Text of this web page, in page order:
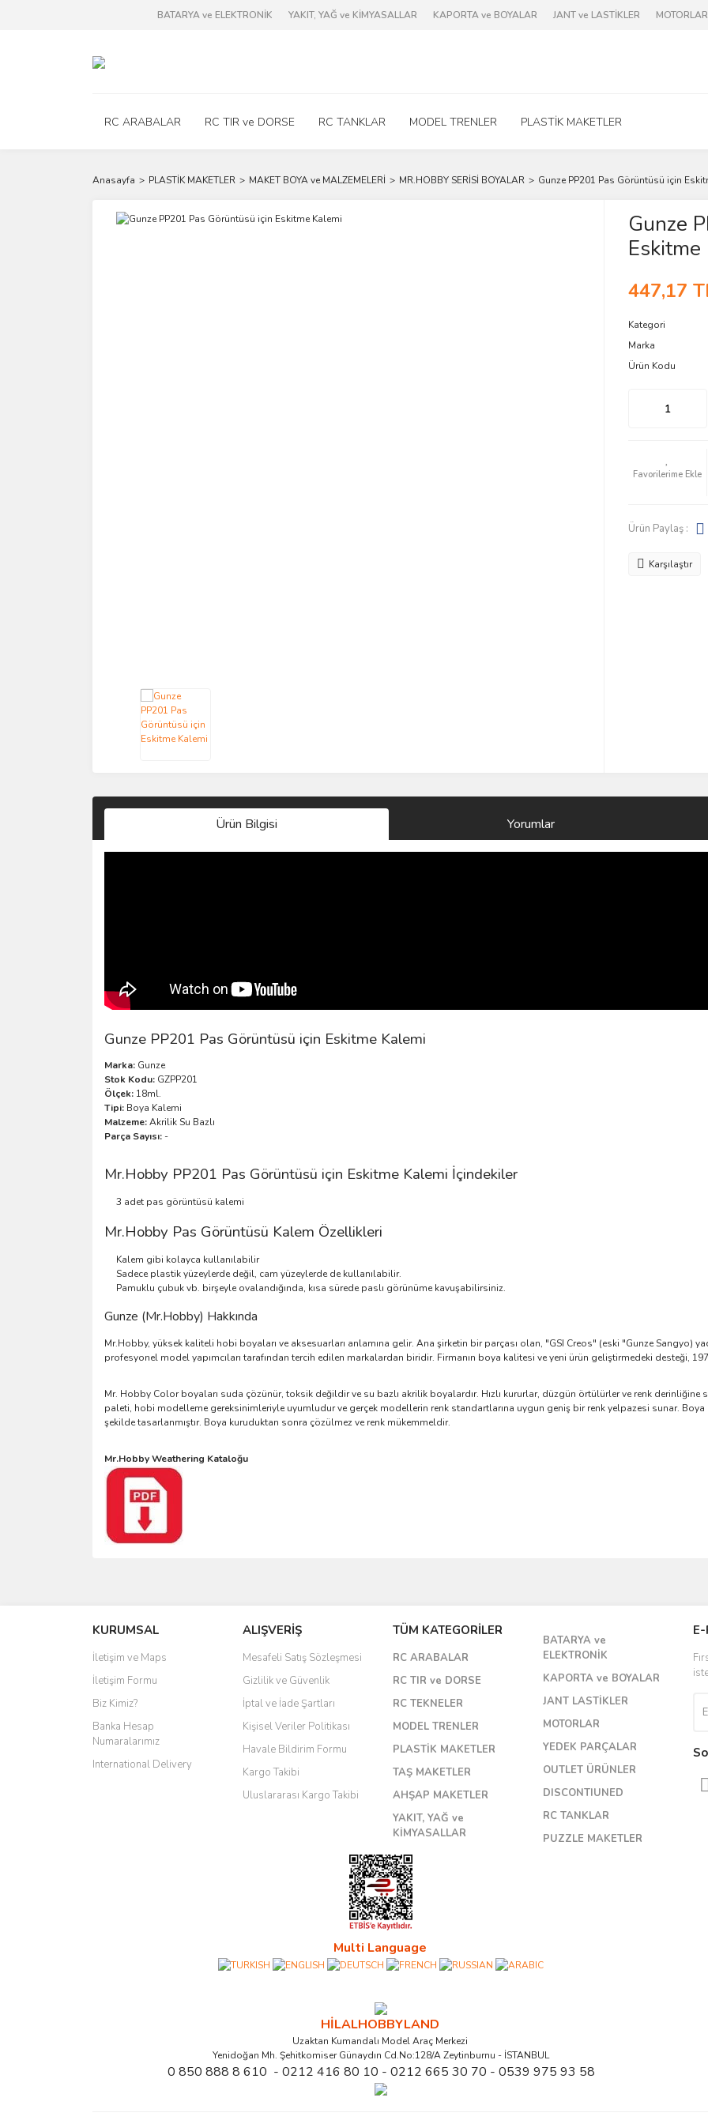
BATARYA ve ELEKTRONİK YAKIT, YAĞ ve KİMYASALLAR KAPORTA ve BOYALAR JANT ve LASTİKLER
RC ARABALAR RC TIR ve DORSE RC TANKLAR MODEL TRENLER PLASTİK MAKETLER
Anasayfa PLASTİK MAKETLER MAKET BOYA ve MALZEMELERİ MR.HOBBY SERİSİ BOYALAR Gunze PP201 Pas Görüntüsü için
Gunze
Eskitme
447,17
Kategori
Marka
Ürün Kodu
Ürün Paylaş :
Karşılaştır
Ürün Bilgisi Yorumlar
Gunze PP201 Pas Görüntüsü için Eskitme Kalemi
Marka: Gunze
Stok Kodu: GZPP201
Ölçek: 18ml.
Tipi: Boya Kalemi
Malzeme:Akrilik Su Bazlı
Parça Sayısı: -
Mr.Hobby PP201 Pas Görüntüsü için Eskitme Kalemi İçindekiler
3 adet pas görüntüsü kalemi
Mr.Hobby Pas Görüntüsü Kalem Özellikleri
Kalem gibi kolayca kullanılabilir
Sadece plastik yüzeylerde değil, cam yüzeylerde de kullanılabilir.
Pamuklu çubuk vb. birşeyle ovalandığında, kısa sürede paslı görünüme kavuşabilirsiniz.
Gunze (Mr.Hobby) Hakkında
Mr.Hobby, yüksek kaliteli hobi boyaları ve aksesuarları anlamına gelir. Ana şirketin bir parçası olan, "GSI Creos" (eski "Gunze Sangyo)
profesyonel model yapımcıları tarafından tercih edilen markalardan biridir. Firmanın boya kalitesi ve yeni ürün geliştirmedeki desteği,
Mr. Hobby Color boyaları suda çözünür, toksik değildir ve su bazlı akrilik boyalardır. Hızlı kururlar, düzgün örtülürler ve renk
paleti, hobi modelleme gereksinimleriyle uyumludur ve gerçek modellerin renk standartlarına uygun geniş bir renk yelpazesi sunar.
şekilde tasarlanmıştır. Boya kuruduktan sonra çözülmez ve renk mükemmeldir.
Mr.Hobby Weathering Kataloğu
Yorum Yaz
KURUMSAL
İletişim ve Maps
İletişim Formu
Biz Kimiz?
Banka Hesap
Numaralarımız
International Delivery
ALIŞVERİŞ
Mesafeli Satış Sözleşmesi
Gizlilik ve Güvenlik
İptal ve İade Şartları
Kişisel Veriler Politikası
Havale Bildirim Formu
Kargo Takibi
Uluslararası Kargo Takibi
TÜM KATEGORİLER
RC ARABALAR
RC TIR ve DORSE
RC TEKNELER
MODEL TRENLER
PLASTİK MAKETLER
TAŞ MAKETLER
AHŞAP MAKETLER
YAKIT, YAĞ ve
KİMYASALLAR
BATARYA ve
ELEKTRONİK
KAPORTA ve BOYALAR
JANT LASTİKLER
MOTORLAR
YEDEK PARÇALAR
OUTLET ÜRÜNLER
DISCONTIUNED
RC TANKLAR
PUZZLE MAKETLER
Multi Language
HİLALHOBBYLAND
Uzaktan Kumandalı Model Araç Merkezi
Yenidoğan Mh. Şehitkomiser Günaydın Cd.No:128/A Zeytinburnu - İSTANBUL
0 850 888 8 610 - 0212 416 80 10 - 0212 665 30 70 - 0539 975 93 58